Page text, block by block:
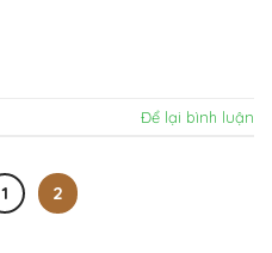
Để lại bình luận
1 2